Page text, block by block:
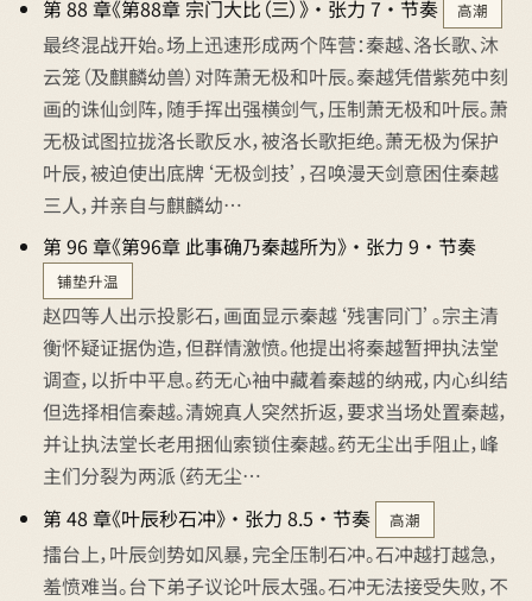
第 88 章《第88章 宗门大比（三）》 · 张力 7 · 节奏
高潮
最终混战开始。场上迅速形成两个阵营：秦越、洛长歌、沐
云笼（及麒麟幼兽）对阵萧无极和叶辰。秦越凭借紫苑中刻
画的诛仙剑阵，随手挥出强横剑气，压制萧无极和叶辰。萧
无极试图拉拢洛长歌反水，被洛长歌拒绝。萧无极为保护
叶辰，被迫使出底牌‘无极剑技’，召唤漫天剑意困住秦越
三人，并亲自与麒麟幼…
第 96 章《第96章 此事确乃秦越所为》 · 张力 9 · 节奏
铺垫升温
赵四等人出示投影石，画面显示秦越‘残害同门’。宗主清
衡怀疑证据伪造，但群情激愤。他提出将秦越暂押执法堂
调查，以折中平息。药无心袖中藏着秦越的纳戒，内心纠结
但选择相信秦越。清婉真人突然折返，要求当场处置秦越，
并让执法堂长老用捆仙索锁住秦越。药无尘出手阻止，峰
主们分裂为两派（药无尘…
第 48 章《叶辰秒石冲》 · 张力 8.5 · 节奏
高潮
擂台上，叶辰剑势如风暴，完全压制石冲。石冲越打越急，
羞愤难当。台下弟子议论叶辰太强。石冲无法接受失败，不